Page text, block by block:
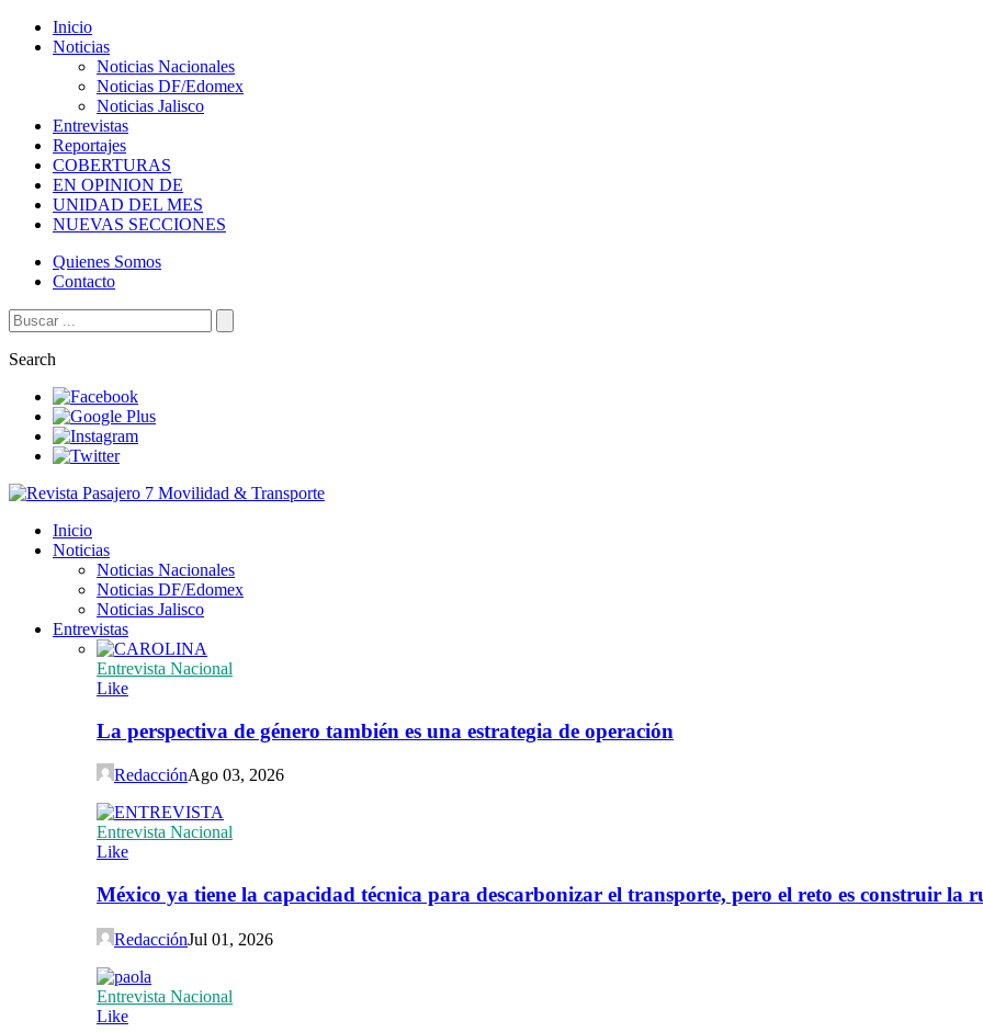
Inicio
Noticias
Noticias Nacionales
Noticias DF/Edomex
Noticias Jalisco
Entrevistas
Reportajes
COBERTURAS
EN OPINION DE
UNIDAD DEL MES
NUEVAS SECCIONES
Quienes Somos
Contacto
Search
Inicio
Noticias
Noticias Nacionales
Noticias DF/Edomex
Noticias Jalisco
Entrevistas
Entrevista Nacional
Like
La perspectiva de género también es una estrategia de operación
RedacciónAgo 03, 2026
Entrevista Nacional
Like
México ya tiene la capacidad técnica para descarbonizar el transporte, pero el reto es construir la
RedacciónJul 01, 2026
Entrevista Nacional
Like